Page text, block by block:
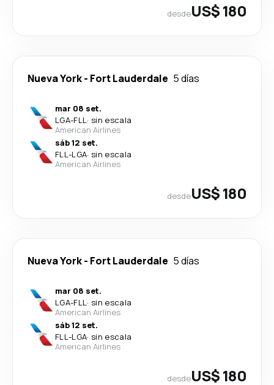
desdeUS$ 180
Nueva York- Fort Lauderdale 5 días
mar 08 set.
LGA-FLL· sin escala
American Airlines
sáb 12 set.
FLL-LGA· sin escala
American Airlines
desdeUS$ 180
Nueva York- Fort Lauderdale 5 días
mar 08 set.
LGA-FLL· sin escala
American Airlines
sáb 12 set.
FLL-LGA· sin escala
American Airlines
desdeUS$ 180